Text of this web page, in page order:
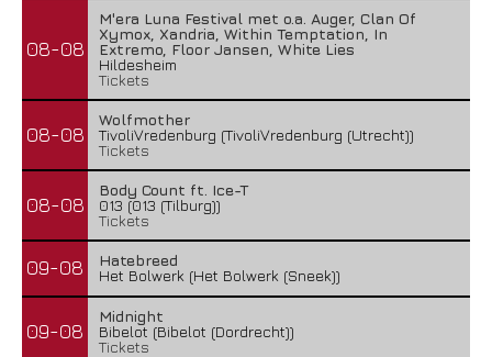
08-08
M'era Luna Festival met o.a. Auger, Clan Of
Xymox, Xandria, Within Temptation, In
Extremo, Floor Jansen, White Lies
Hildesheim
Tickets
08-08
Wolfmother
TivoliVredenburg (TivoliVredenburg (Utrecht))
Tickets
08-08
Body Count ft. Ice-T
013 (013 (Tilburg))
Tickets
09-08
Hatebreed
Het Bolwerk (Het Bolwerk (Sneek))
09-08
Midnight
Bibelot (Bibelot (Dordrecht))
Tickets